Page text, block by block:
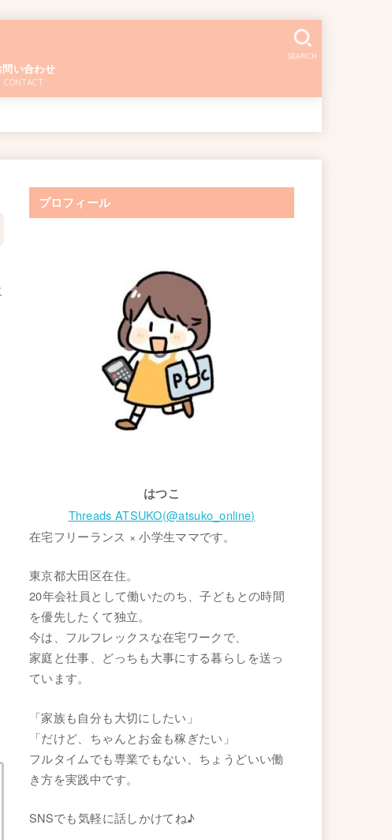
問い合わせ
CONTACT
SEARCH
プロフィール
はつこ
Threads ATSUKO(@atsuko_online)
在宅フリーランス × 小学生ママです。
東京都大田区在住。
20年会社員として働いたのち、子どもとの時間
を優先したくて独立。
今は、フルフレックスな在宅ワークで、
家庭と仕事、どっちも大事にする暮らしを送っ
ています。
「家族も自分も大切にしたい」
「だけど、ちゃんとお金も稼ぎたい」
フルタイムでも専業でもない、ちょうどいい働
き方を実践中です。
SNSでも気軽に話しかけてね♪